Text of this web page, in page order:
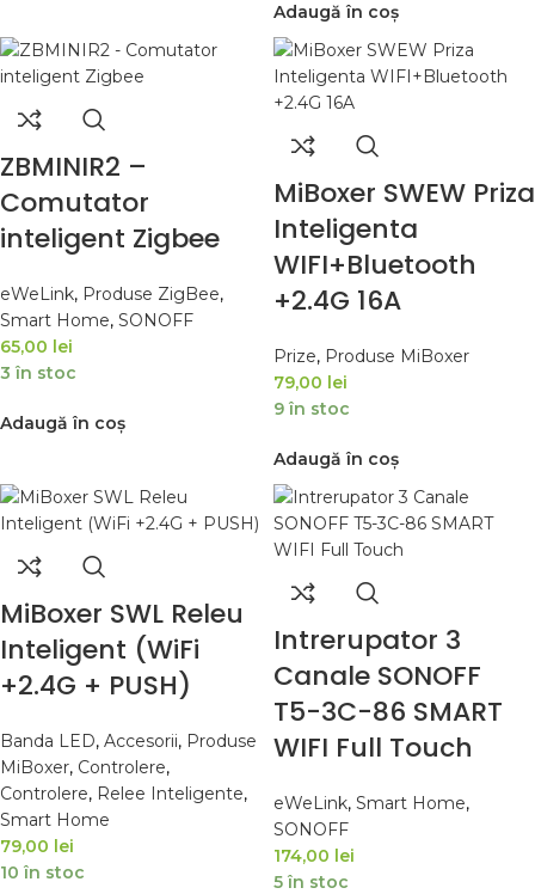
Adaugă în coș
ZBMINIR2 –
Comutator
inteligent Zigbee
eWeLink, Produse ZigBee,
Smart Home, SONOFF
65,00 lei
3 în stoc
Adaugă în coș
MiBoxer SWEW Priza
Inteligenta
WIFI+Bluetooth
+2.4G 16A
Prize, Produse MiBoxer
79,00 lei
9 în stoc
Adaugă în coș
MiBoxer SWL Releu
Inteligent (WiFi
+2.4G + PUSH)
Banda LED, Accesorii, Produse
MiBoxer, Controlere,
Controlere, Relee Inteligente,
Smart Home
79,00 lei
10 în stoc
Intrerupator 3
Canale SONOFF
T5-3C-86 SMART
WIFI Full Touch
eWeLink, Smart Home,
SONOFF
174,00 lei
5 în stoc